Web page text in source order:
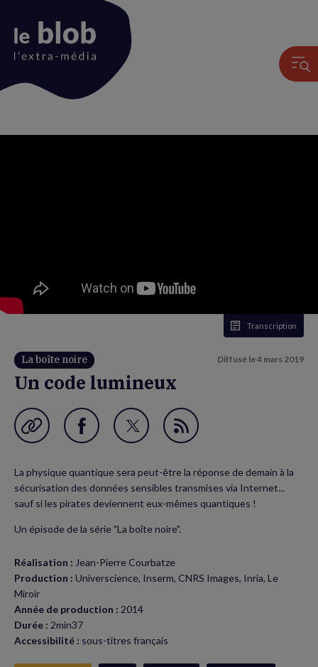
Transcription
La boîte noire Diffusé le4 mars 2019
Un code lumineux
Garder en favori
Partager
Facebook
(nouvelle
Partager
Twitter
(nouvelle
Flux
La physique quantique sera peut-être la réponse de demain à la
sécurisation des données sensibles transmises via Internet...
sauf si les pirates deviennent eux-mêmes quantiques !
Un épisode de la série "La boîte noire".
Réalisation : Jean-Pierre Courbatze
Production : Universcience, Inserm, CNRS Images, Inria, Le
Miroir
Année de production : 2014
Durée : 2min37
Accessibilité : sous-titres français